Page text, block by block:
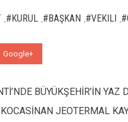
#KURUL #BAŞKAN #VEKILI
Google+
BÜYÜKŞEHİR’İN
KOCASİNAN JEOTERMAL